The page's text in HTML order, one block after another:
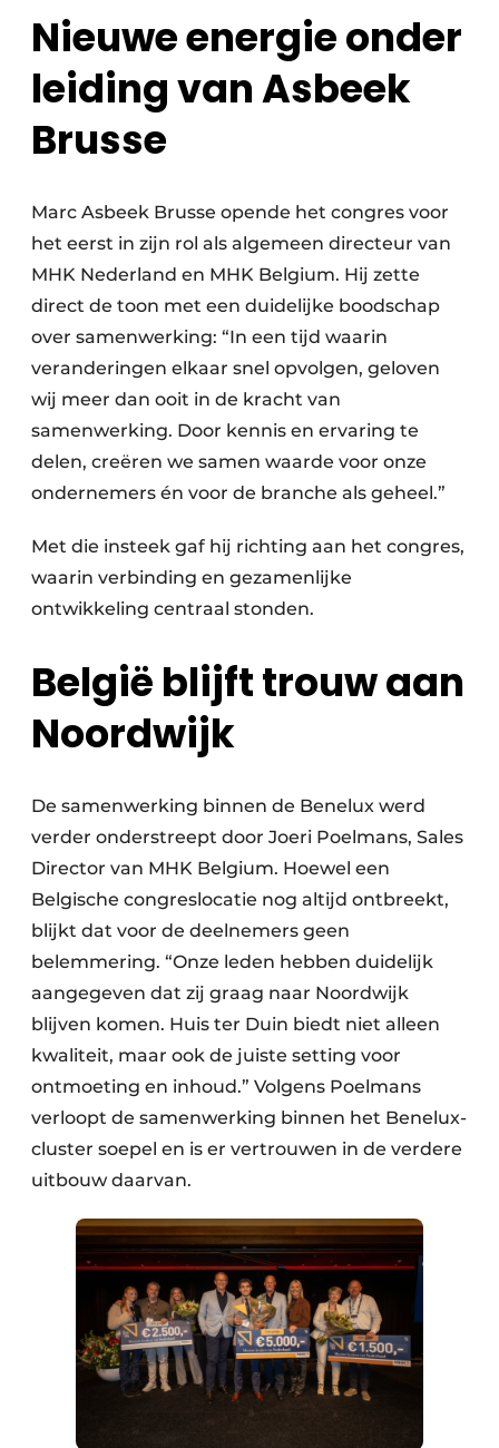
Nieuwe energie onder
leiding van Asbeek
Brusse
Marc Asbeek Brusse opende het congres voor
het eerst in zijn rol als algemeen directeur van
MHK Nederland en MHK Belgium. Hij zette
direct de toon met een duidelijke boodschap
over samenwerking: “In een tijd waarin
veranderingen elkaar snel opvolgen, geloven
wij meer dan ooit in de kracht van
samenwerking. Door kennis en ervaring te
delen, creëren we samen waarde voor onze
ondernemers én voor de branche als geheel.”
Met die insteek gaf hij richting aan het congres,
waarin verbinding en gezamenlijke
ontwikkeling centraal stonden.
België blijft trouw aan
Noordwijk
De samenwerking binnen de Benelux werd
verder onderstreept door Joeri Poelmans, Sales
Director van MHK Belgium. Hoewel een
Belgische congreslocatie nog altijd ontbreekt,
blijkt dat voor de deelnemers geen
belemmering. “Onze leden hebben duidelijk
aangegeven dat zij graag naar Noordwijk
blijven komen. Huis ter Duin biedt niet alleen
kwaliteit, maar ook de juiste setting voor
ontmoeting en inhoud.” Volgens Poelmans
verloopt de samenwerking binnen het Benelux-
cluster soepel en is er vertrouwen in de verdere
uitbouw daarvan.